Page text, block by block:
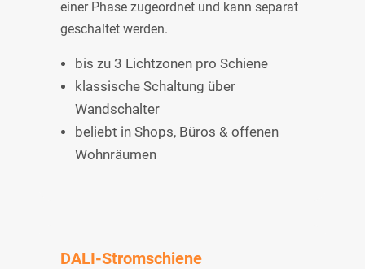
einer Phase zugeordnet und kann separat
geschaltet werden.
bis zu 3 Lichtzonen pro Schiene
klassische Schaltung über
Wandschalter
beliebt in Shops, Büros & offenen
Wohnräumen
DALI-Stromschiene